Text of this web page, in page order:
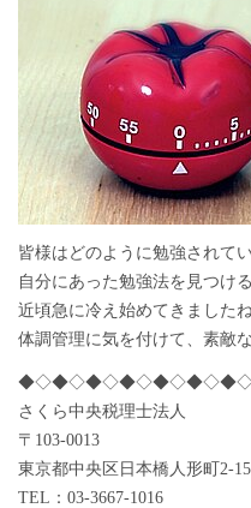
皆様はどのように勉強されて
自分にあった勉強法を見つけ
近頃急に冷え始めてきました
体調管理に気を付けて、素敵
さくら中央税理士法人
〒103-0013
東京都中央区日本橋人形町2-
TEL：03-3667-1016